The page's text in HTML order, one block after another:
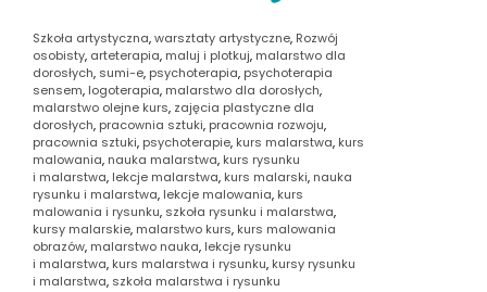
Szkoła artystyczna,warsztaty artystyczne, Rozwój
osobisty, arteterapia, maluj i plotkuj, malarstwo dla
dorosłych, sumi-e, psychoterapia, psychoterapia
sensem, logoterapia, malarstwo dla dorosłych,
malarstwo olejne kurs, zajęcia plastyczne dla
dorosłych, pracownia sztuki, pracownia rozwoju,
pracownia sztuki, psychoterapie, kurs malarstwa, kurs
malowania, nauka malarstwa, kurs rysunku
i malarstwa, lekcje malarstwa, kurs malarski, nauka
rysunku i malarstwa, lekcje malowania, kurs
malowania i rysunku, szkoła rysunku i malarstwa,
kursy malarskie, malarstwo kurs, kurs malowania
obrazów, malarstwo nauka, lekcje rysunku
i malarstwa, kurs malarstwa i rysunku, kursy rysunku
i malarstwa, szkoła malarstwa i rysunku